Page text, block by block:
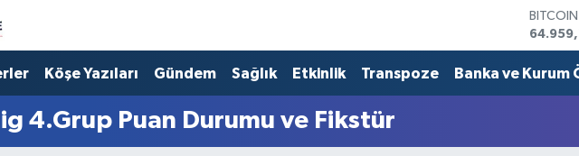
BITCOIN
DOLAR
Köşe Yazıları Gündem Sağlık Etkinlik Transpoze Banka ve Kurum
4.Grup Puan Durumu ve Fikstür